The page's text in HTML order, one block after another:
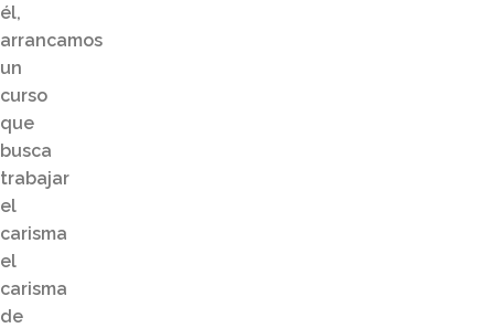
él,
arrancamos
un
curso
que
busca
trabajar
el
carisma
el
carisma
de